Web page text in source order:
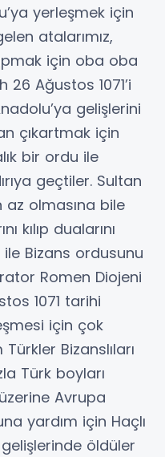
yerleşmek için
atalarımız,
için oba oba
Ağustos 1071’i
gelişlerini
çıkartmak için
bir ordu ile
geçtiler. Sultan
olmasına bile
kılıp dualarını
Bizans ordusunu
Romen Diojeni
1071 tarihi
için çok
Bizanslıları
Türk boyları
Avrupa
yardım için Haçlı
öldüler